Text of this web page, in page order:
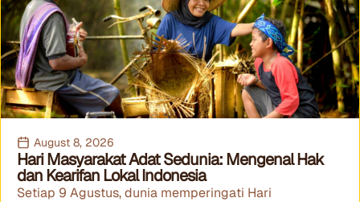
August 8, 2026
Hari Masyarakat Adat Sedunia: Mengenal Hak
dan Kearifan Lokal Indonesia
Setiap 9 Agustus, dunia memperingati Hari